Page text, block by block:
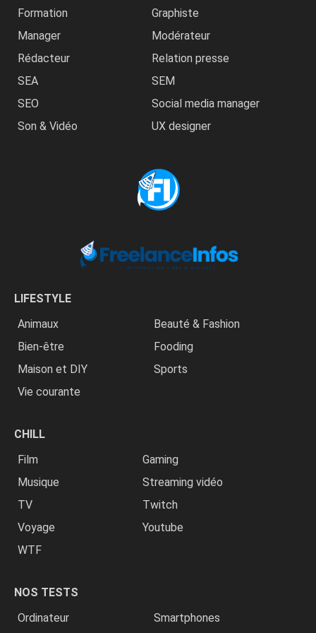
Formation
Graphiste
Manager
Modérateur
Rédacteur
Relation presse
SEA
SEM
SEO
Social media manager
Son & Vidéo
UX designer
LIFESTYLE
Animaux
Beauté & Fashion
Bien-être
Fooding
Maison et DIY
Sports
Vie courante
CHILL
Film
Gaming
Musique
Streaming vidéo
TV
Twitch
Voyage
Youtube
WTF
NOS TESTS
Ordinateur
Smartphones